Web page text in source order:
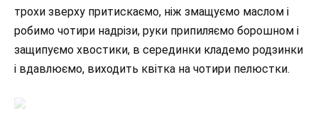
трохи зверху притискаємо, ніж змащуємо маслом і
робимо чотири надрізи, руки припиляємо борошном і
защипуємо хвостики, в серединки кладемо родзинки
і вдавлюємо, виходить квітка на чотири пелюстки.